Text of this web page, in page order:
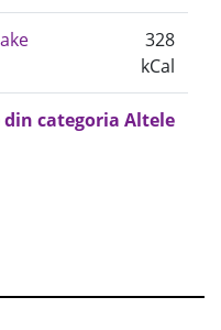
328
kCal
categoria Altele